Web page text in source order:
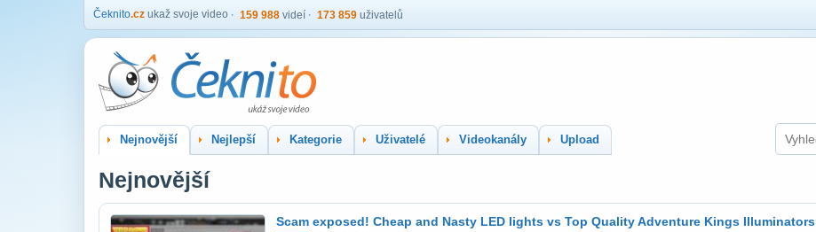
Čeknito.cz ukaž svoje video 159 988 videí 173 859 uživatelů
Nejnovější Nejlepší Kategorie Uživatelé Videokanály Upload
Nejnovější
Scam exposed! Cheap and Nasty LED lights vs Top Quality Adventure Kings Illuminators